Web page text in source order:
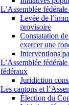
L’Assemblée
Levée de
provisoire
Constatation
exercer une
Interventions
L’Assemblée
fédéraux
Juridiction
Les cantons et
Élection du